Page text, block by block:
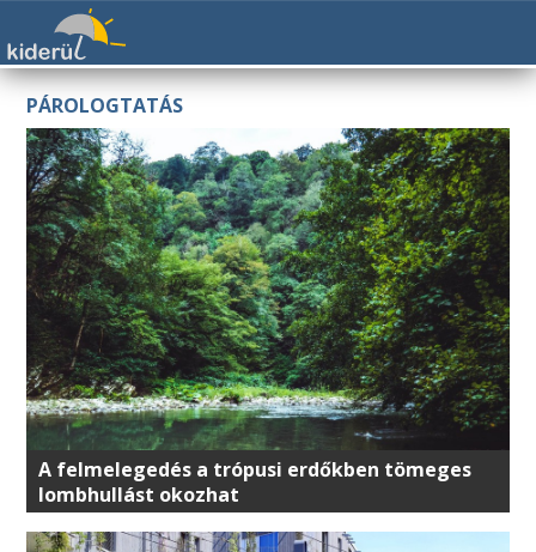
PÁROLOGTATÁS
A felmelegedés a trópusi erdőkben tömeges
lombhullást okozhat